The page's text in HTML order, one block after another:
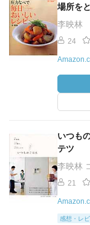
場所を
李映林
24
いつも
テツ
李映林
21
感想・レ